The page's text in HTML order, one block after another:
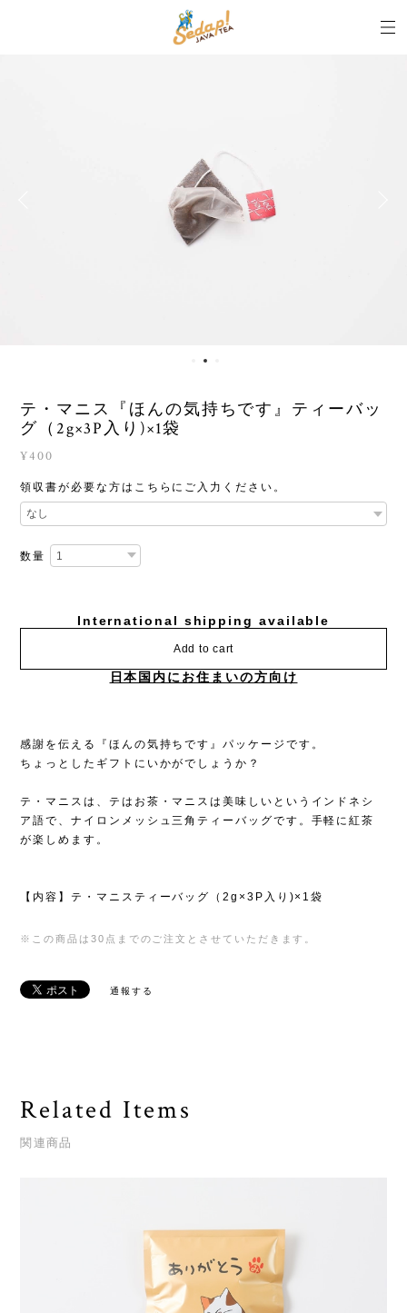
テ・マニス『ほんの気持ちです』ティーバッ
グ（2g×3P入り)×1袋
¥400
領収書が必要な方はこちらにご入力ください。
数量
International shipping available
Add to cart
日本国内にお住まいの方向け
感謝を伝える『ほんの気持ちです』パッケージです。
ちょっとしたギフトにいかがでしょうか？
テ・マニスは、テはお茶・マニスは美味しいというインドネシ
ア語で、ナイロンメッシュ三角ティーバッグです。手軽に紅茶
が楽しめます。
【内容】テ・マニスティーバッグ（2g×3P入り)×1袋
※この商品は30点までのご注文とさせていただきます。
通報する
Related Items
関連商品